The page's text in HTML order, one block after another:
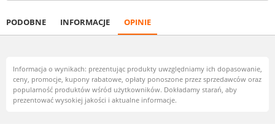
PODOBNE INFORMACJE OPINIE
Informacja o wynikach: prezentując produkty uwzględniamy ich dopasowanie,
ceny, promocje, kupony rabatowe, opłaty ponoszone przez sprzedawców oraz
popularność produktów wśród użytkowników. Dokładamy starań, aby
prezentować wysokiej jakości i aktualne informacje.